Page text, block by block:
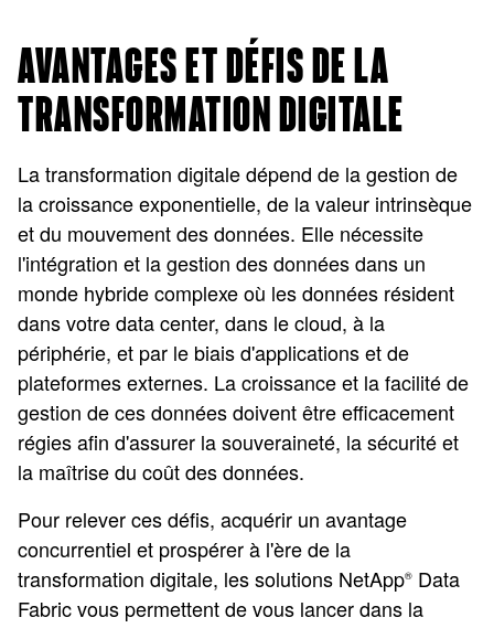
AVANTAGES ET DÉFIS DE LA
TRANSFORMATION DIGITALE
La transformation digitale dépend de la gestion de
la croissance exponentielle, de la valeur intrinsèque
et du mouvement des données. Elle nécessite
l'intégration et la gestion des données dans un
monde hybride complexe où les données résident
dans votre data center, dans le cloud, à la
périphérie, et par le biais d'applications et de
plateformes externes. La croissance et la facilité de
gestion de ces données doivent être efficacement
régies afin d'assurer la souveraineté, la sécurité et
la maîtrise du coût des données.
Pour relever ces défis, acquérir un avantage
concurrentiel et prospérer à l'ère de la
transformation digitale, les solutions NetApp® Data
Fabric vous permettent de vous lancer dans la